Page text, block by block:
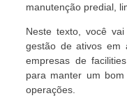
manutenção predial,
Neste texto, você
gestão de ativos em
empresas de
para manter um
operações.